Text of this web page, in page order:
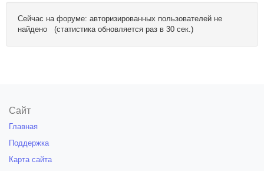
Сейчас на форуме: авторизированных пользователей не
найдено (статистика обновляется раз в 30 сек.)
Сайт
Главная
Поддержка
Карта сайта